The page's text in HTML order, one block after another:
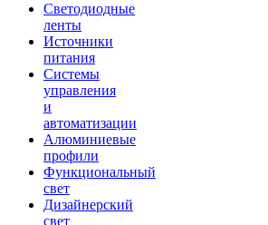
Светодиодные
ленты
Источники
питания
Системы
управления
и
автоматизации
Алюминиевые
профили
Функциональный
свет
Дизайнерский
свет